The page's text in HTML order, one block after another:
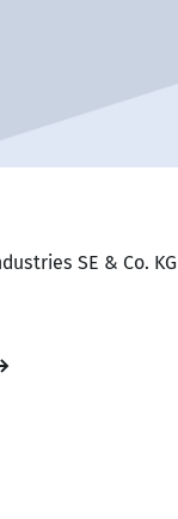
SE & Co. KG